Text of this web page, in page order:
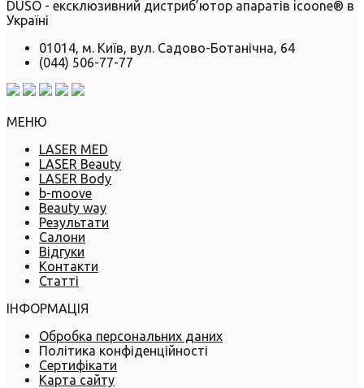
DUSO - ексклюзивний дистриб’ютор апаратів icoone® в
Україні
01014, м. Київ, вул. Садово-Ботанічна, 64
(044) 506-77-77
МЕНЮ
LASER MED
LASER Beauty
LASER Body
b-moove
Beauty way
Результати
Салони
Відгуки
Контакти
Статті
ІНФОРМАЦІЯ
Обробка персональних даних
Політика конфіденційності
Сертифікати
Карта сайту